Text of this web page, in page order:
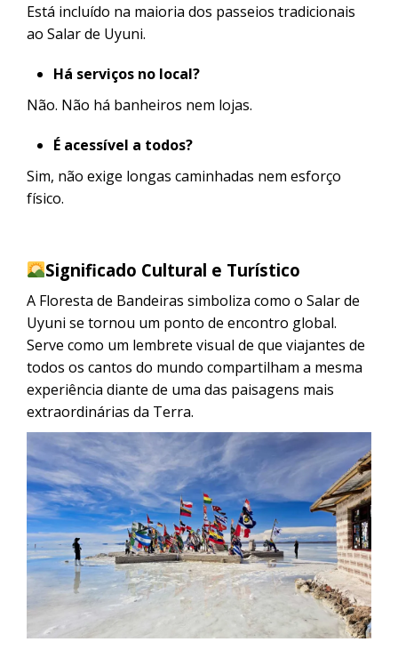
Está incluído na maioria dos passeios tradicionais
ao Salar de Uyuni.
Há serviços no local?
Não. Não há banheiros nem lojas.
É acessível a todos?
Sim, não exige longas caminhadas nem esforço
físico.
Significado Cultural e Turístico
A Floresta de Bandeiras simboliza como o Salar de
Uyuni se tornou um ponto de encontro global.
Serve como um lembrete visual de que viajantes de
todos os cantos do mundo compartilham a mesma
experiência diante de uma das paisagens mais
extraordinárias da Terra.